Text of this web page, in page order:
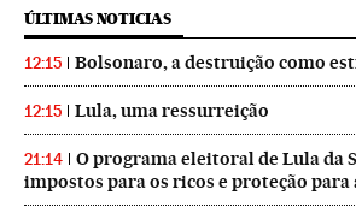
ÚLTIMAS NOTICIAS
12:15 Bolsonaro, a destruição como
12:15 Lula, uma ressurreição
21:14
O programa eleitoral de Lula da
impostos para os ricos e proteção para